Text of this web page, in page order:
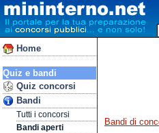
Home
Quiz e bandi
Quiz concorsi
Bandi
Tutti i concorsi
Bandi aperti
Bandi di